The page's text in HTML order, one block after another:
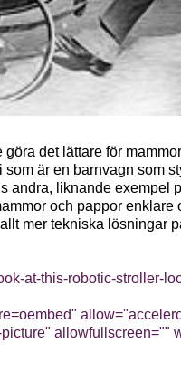
det lättare för
är en barnvagn som
andra, liknande exempel
och pappor enklare
mer tekniska lösningar
at-this-robotic-stroller-
allowfullscreen=""